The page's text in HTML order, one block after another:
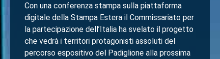
Con una conferenza stampa sulla piattaforma
digitale della Stampa Estera il Commissariato per
la partecipazione dell’Italia ha svelato il progetto
che vedrà i territori protagonisti assoluti del
percorso espositivo del Padiglione alla prossima